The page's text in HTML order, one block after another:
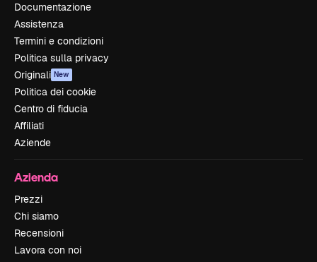
Documentazione
Assistenza
Termini e condizioni
Politica sulla privacy
Originali New
Politica dei cookie
Centro di fiducia
Affiliati
Aziende
Azienda
Prezzi
Chi siamo
Recensioni
Lavora con noi